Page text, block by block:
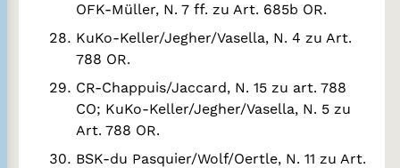
OFK-Müller, N. 7 ff. zu Art. 685b OR.
KuKo-Keller/Jegher/Vasella, N. 4 zu Art.
788 OR.
CR-Chappuis/Jaccard, N. 15 zu art. 788
CO; KuKo-Keller/Jegher/Vasella, N. 5 zu
Art. 788 OR.
BSK-du Pasquier/Wolf/Oertle, N. 11 zu Art.